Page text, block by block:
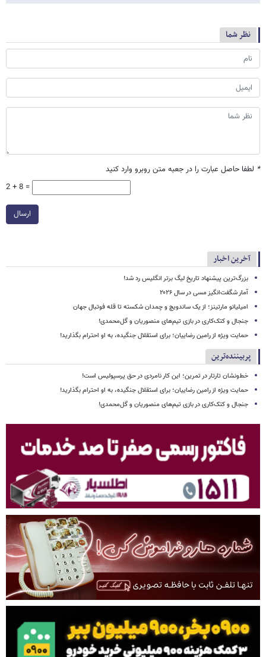
نظر شما
* لطفا حاصل عبارت را در جعبه متن روبرو وارد کنید
2 + 8 =
ارسال
آخرین اخبار
بزرگ‌ترین پیشنهاد تاریخ لیگ برتر انگلیس رد شد!
آمار شگفت‌انگیز مسی در سال ۲۰۲۶
امیلیانو مارتینز؛ از یک ساندویچ و چمدان شکسته تا قله فوتبال جهان
جنجال و کتک‌کاری در بازی تیم‌های منصوریان و گل‌محمدی!
حمایت ویژه از رامین رضاییان؛ برای استقلال جنگیده، به او احترام بگذارید!
پربیننده‌ترین
خط‌ونشان تارتار در تمرین؛ این کار نامردی در حق پرسپولیس است!
حمایت ویژه از رامین رضاییان؛ برای استقلال جنگیده، به او احترام بگذارید!
جنجال و کتک‌کاری در بازی تیم‌های منصوریان و گل‌محمدی!